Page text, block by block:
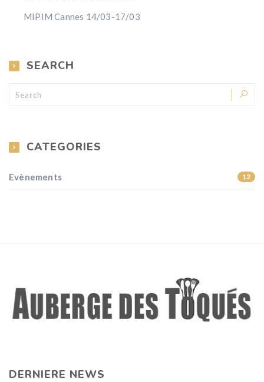
MIPIM Cannes 14/03-17/03
SEARCH
CATEGORIES
Evènements 12
DERNIERE NEWS